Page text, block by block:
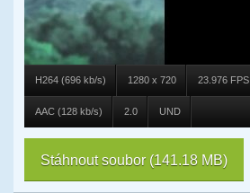
AAC (128 kb/s) 2.0 UND
H264 (696 kb/s) 1280 x 720 23.976 FPS
Stáhnout soubor (141.18 MB)